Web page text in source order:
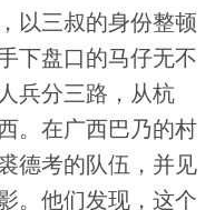
以三叔的身份整顿
下盘口的马仔无不
兵分三路，从杭
。在广西巴乃的村
德考的队伍，并见
。他们发现，这个